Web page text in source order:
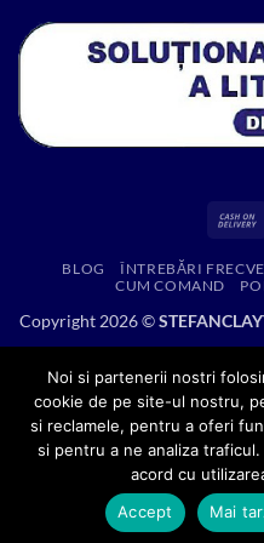
BLOG ÎNTREBĂRI
CUM COMAND
Copyright 2026 ©
Noi si partenerii nostri
cookie de pe site-ul nostru,
si reclamele, pentru a oferi
si pentru a ne analiza
acord cu
Accept
Mai